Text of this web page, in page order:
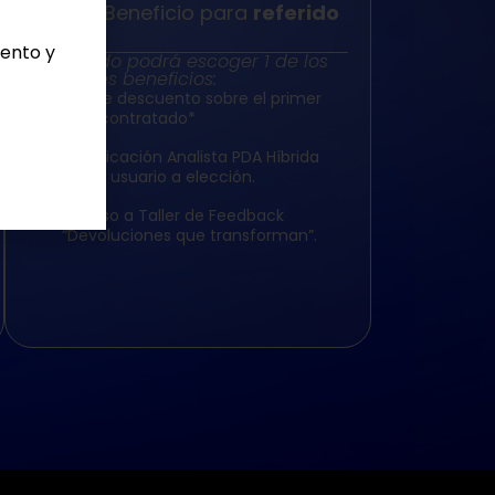
Beneficio para referido
Tu referido podrá escoger 1 de los
siguientes beneficios:
10% de descuento sobre el primer
plan contratado*
Certificación Analista PDA Híbrida
para 1 usuario a elección.
Acceso a Taller de Feedback
“Devoluciones que transforman”.
y